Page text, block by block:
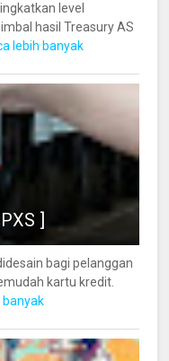
level
hasil Treasury AS
lebih banyak
]
bagi pelanggan
kartu kredit.
banyak